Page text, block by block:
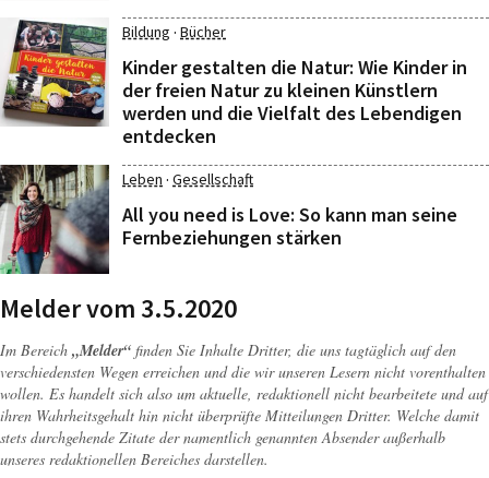
Bildung · Bücher
Kinder gestalten die Natur: Wie Kinder in
der freien Natur zu kleinen Künstlern
werden und die Vielfalt des Lebendigen
entdecken
Leben · Gesellschaft
All you need is Love: So kann man seine
Fernbeziehungen stärken
Melder vom 3.5.2020
Im Bereich „Melder“ finden Sie Inhalte Dritter, die uns tagtäglich auf den
verschiedensten Wegen erreichen und die wir unseren Lesern nicht vorenthalten
wollen. Es handelt sich also um aktuelle, redaktionell nicht bearbeitete und auf
ihren Wahrheitsgehalt hin nicht überprüfte Mitteilungen Dritter. Welche damit
stets durchgehende Zitate der namentlich genannten Absender außerhalb
unseres redaktionellen Bereiches darstellen.